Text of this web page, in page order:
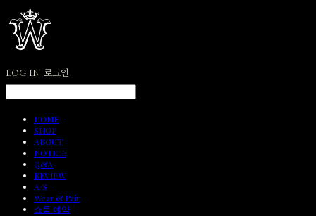
LOG IN 로그인
HOME
SHOP
ABOUT
NOTICE
Q&A
REVIEW
A/S
Wear & Pair
쇼룸 예약